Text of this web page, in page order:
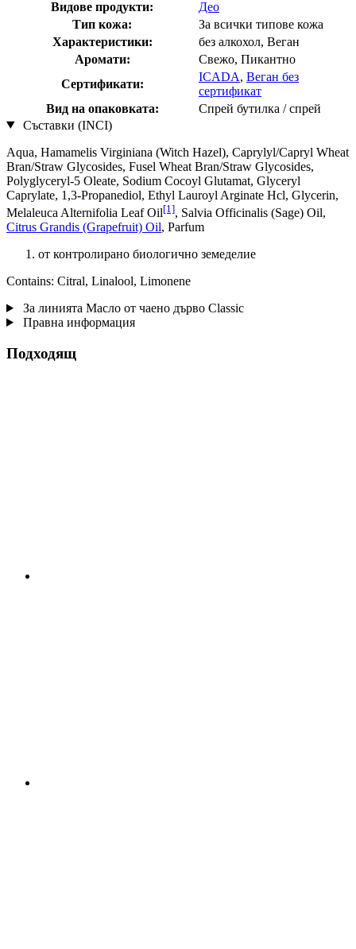
Видове продукти:
Део
Тип кожа:
За всички типове кожа
Характеристики:
без алкохол, Веган
Аромати:
Свежо, Пикантно
Сертификати:
ICADA, Веган без
сертификат
Вид на опаковката:
Спрей бутилка / спрей
Съставки (INCI)
Aqua, Hamamelis Virginiana (Witch Hazel), Caprylyl/Capryl Wheat
Bran/Straw Glycosides, Fusel Wheat Bran/Straw Glycosides,
Polyglyceryl-5 Oleate, Sodium Cocoyl Glutamat, Glyceryl
Caprylate, 1,3-Propanediol, Ethyl Lauroyl Arginate Hcl, Glycerin,
Melaleuca Alternifolia Leaf Oil[1], Salvia Officinalis (Sage) Oil,
Citrus Grandis (Grapefruit) Oil, Parfum
от контролирано биологично земеделие
Contains: Citral, Linalool, Limonene
За линията Масло от чаено дърво Classic
Правна информация
Подходящ